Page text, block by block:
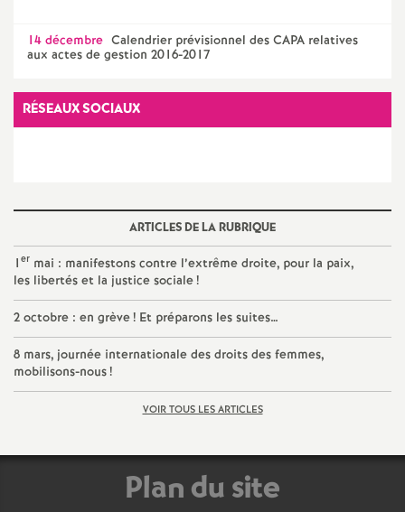
n
s
e
i
g
14 décembre Calendrier prévisionnel des CAPA relatives
aux actes de gestion 2016-2017
RÉSEAUX SOCIAUX
ARTICLES DE LA RUBRIQUE
1er mai : manifestons contre l’extrême droite, pour la paix,
les libertés et la justice sociale!
2 octobre : en grève! Et préparons les suites…
8 mars, journée internationale des droits des femmes,
mobilisons-nous!
VOIR TOUS LES ARTICLES
Plan du site